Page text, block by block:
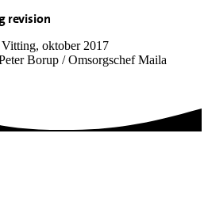
revision
oktober 2017
Borup / Omsorgschef Maila